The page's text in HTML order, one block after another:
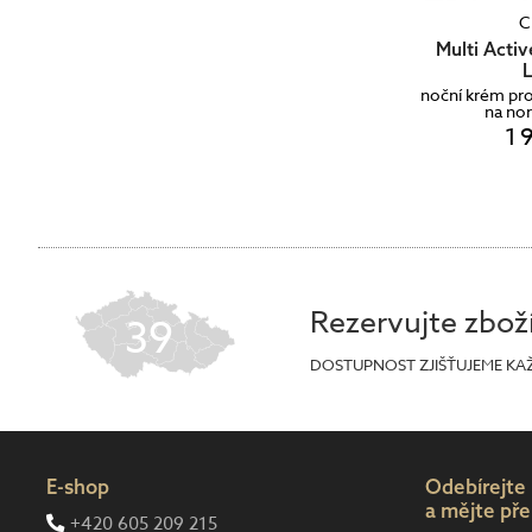
Multi
noční krém
na
1
39 Rezervujte
DOSTUPNOST ZJIŠŤUJEME
E-shop
+420 605 209 215
Odebírejte
a mějte